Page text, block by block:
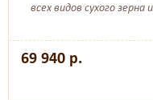
всех видов сухого зерна
69 940 р.